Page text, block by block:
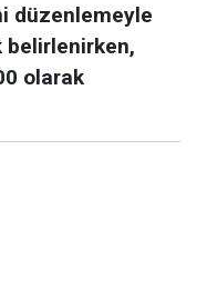
düzenlemeyle
belirlenirken,
olarak